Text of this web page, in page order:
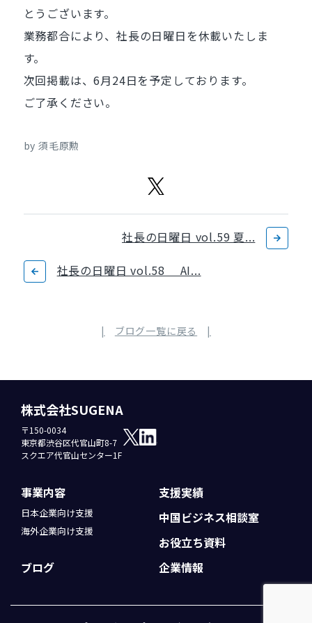
とうございます。
業務都合により、社長の日曜日を休載いたしま
す。
次回掲載は、6月24日を予定しております。
ご了承ください。
by 須毛原勲
社長の日曜日 vol.59 夏...
社長の日曜日 vol.58 AI...
ブログ一覧に戻る
株式会社SUGENA
〒150-0034
東京都渋谷区代官山町8-7
スクエア代官山センター1F
事業内容
日本企業向け支援
海外企業向け支援
支援実績
中国ビジネス相談室
お役立ち資料
ブログ
企業情報